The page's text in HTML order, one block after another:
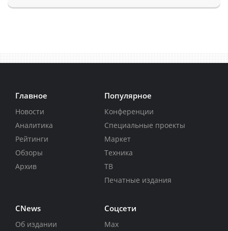
Главное
Новости
Аналитика
Рейтинги
Обзоры
Архив
Популярное
Конференции
Специальные проекты
Маркет
Техника
ТВ
Печатные издания
CNews
Об издании
Соцсети
Max